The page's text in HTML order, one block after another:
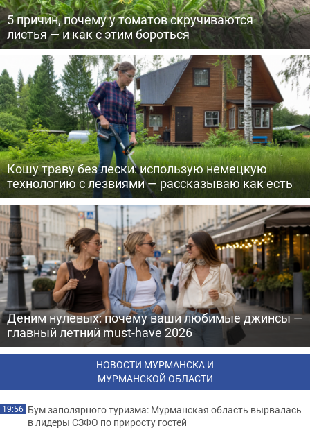
5 причин, почему у томатов скручиваются
листья — и как с этим бороться
Кошу траву без лески: использую немецкую
технологию с лезвиями — рассказываю как есть
Деним нулевых: почему ваши любимые джинсы —
главный летний must-have 2026
НОВОСТИ МУРМАНСКА И
МУРМАНСКОЙ ОБЛАСТИ
19:56 Бум заполярного туризма: Мурманская область вырвалась
в лидеры СЗФО по приросту гостей